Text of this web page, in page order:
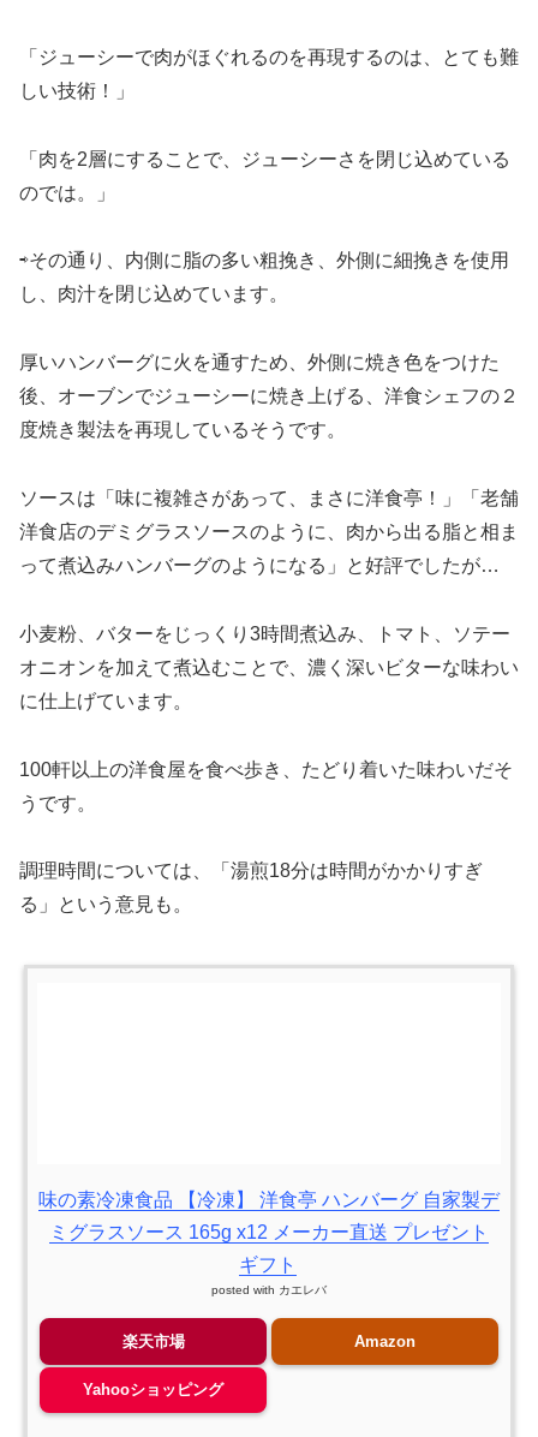
「ジューシーで肉がほぐれるのを再現するのは、とても難
しい技術！」
「肉を2層にすることで、ジューシーさを閉じ込めている
のでは。」
⇨その通り、内側に脂の多い粗挽き、外側に細挽きを使用
し、肉汁を閉じ込めています。
厚いハンバーグに火を通すため、外側に焼き色をつけた
後、オーブンでジューシーに焼き上げる、洋食シェフの２
度焼き製法を再現しているそうです。
ソースは「味に複雑さがあって、まさに洋食亭！」「老舗
洋食店のデミグラスソースのように、肉から出る脂と相ま
って煮込みハンバーグのようになる」と好評でしたが…
小麦粉、バターをじっくり3時間煮込み、トマト、ソテー
オニオンを加えて煮込むことで、濃く深いビターな味わい
に仕上げています。
100軒以上の洋食屋を食べ歩き、たどり着いた味わいだそ
うです。
調理時間については、「湯煎18分は時間がかかりすぎ
る」という意見も。
味の素冷凍食品 【冷凍】 洋食亭 ハンバーグ 自家製デ
ミグラスソース 165g x12 メーカー直送 プレゼント
ギフト
posted with カエレバ
楽天市場 Amazon
Yahooショッピング